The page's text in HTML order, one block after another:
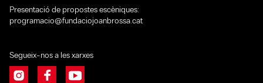
Presentació de propostes escèniques:
programacio@fundaciojoanbrossa.cat
Segueix-nos a les xarxes